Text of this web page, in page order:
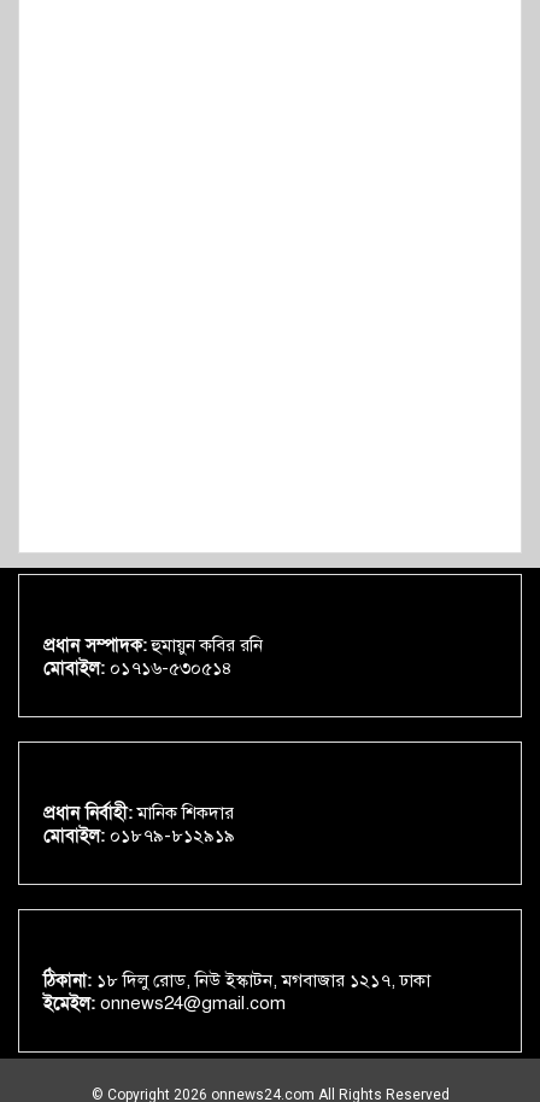
প্রধান সম্পাদক:হুমায়ুন কবির রনি
মোবাইল: ০১৭১৬-৫৩০৫১৪
প্রধান নির্বাহী:মানিক শিকদার
মোবাইল: ০১৮৭৯-৮১২৯১৯
ঠিকানা: ১৮ দিলু রোড, নিউ ইস্কাটন, মগবাজার ১২১৭, ঢাকা
ইমেইল: onnews24@gmail.com
© Copyright 2026 onnews24.com All Rights Reserved